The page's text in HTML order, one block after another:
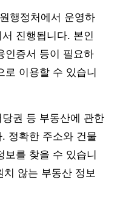
행정처에서 운영하
진행됩니다. 본인
인증서 등이 필요하
로 이용할 수 있습니
권 등 부동산에 관한
정확한 주소와 건물
보를 찾을 수 있습니
않는 부동산 정보